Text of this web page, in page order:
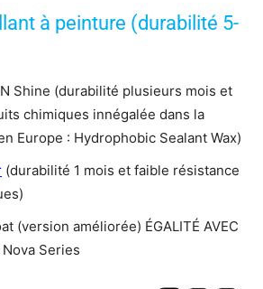
à peinture (durabilité 5-
Shine (durabilité plusieurs mois et
chimiques innégalée dans la
Europe : Hydrophobic Sealant Wax)
(durabilité 1 mois et faible résistance
(version améliorée) ÉGALITÉ AVEC
Series